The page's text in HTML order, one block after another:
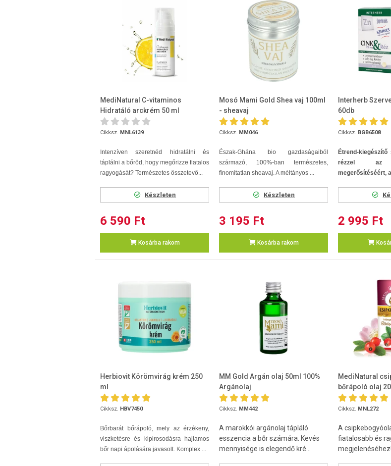
MediNatural C-vitaminos
Hidratáló arckrém 50 ml
Cikksz. MNL6139
Intenzíven szeretnéd hidratálni és
táplálni a bőröd, hogy megőrizze fiatalos
ragyogását? Természetes összetevő...
Készleten
6 590 Ft
Kosárba rakom
Mosó Mami Gold Shea vaj 100ml
- sheavaj
Cikksz. MM046
Észak-Ghána bio gazdaságaiból
származó, 100%-ban természetes,
finomítatlan sheavaj. A méltányos ...
Készleten
3 195 Ft
Kosárba rakom
Interherb
60db
Cikksz. BGB6508
Étrend-
rézzel az
megerősítéséért,
2 995 Ft
Herbiovit Körömvirág krém 250
ml
Cikksz. HBV7450
Bőrbarát bőrápoló, mely az érzékeny,
viszketésre és kipirosodásra hajlamos
bőr napi ápolására javasolt. Komplex ...
MM Gold Argán olaj 50ml 100%
Argánolaj
Cikksz. MM442
A marokkói argánolaj tápláló
esszencia a bőr számára. Kevés
mennyisége is elegendő kré...
MediNatural
bőrápoló olaj 20
Cikksz. MNL272
A
fiatalosabb és
megjelenéséhez!